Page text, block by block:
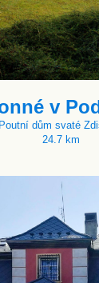
v
Poutní dům svaté
24.7 km